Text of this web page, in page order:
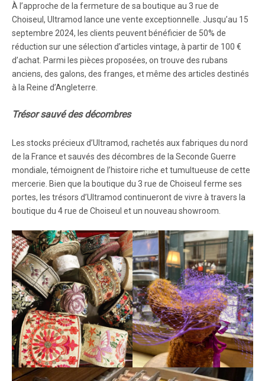
À l’approche de la fermeture de sa boutique au 3 rue de
Choiseul, Ultramod lance une vente exceptionnelle. Jusqu’au 15
septembre 2024, les clients peuvent bénéficier de 50% de
réduction sur une sélection d’articles vintage, à partir de 100 €
d’achat. Parmi les pièces proposées, on trouve des rubans
anciens, des galons, des franges, et même des articles destinés
à la Reine d’Angleterre.
Trésor sauvé des décombres
Les stocks précieux d’Ultramod, rachetés aux fabriques du nord
de la France et sauvés des décombres de la Seconde Guerre
mondiale, témoignent de l’histoire riche et tumultueuse de cette
mercerie. Bien que la boutique du 3 rue de Choiseul ferme ses
portes, les trésors d’Ultramod continueront de vivre à travers la
boutique du 4 rue de Choiseul et un nouveau showroom.